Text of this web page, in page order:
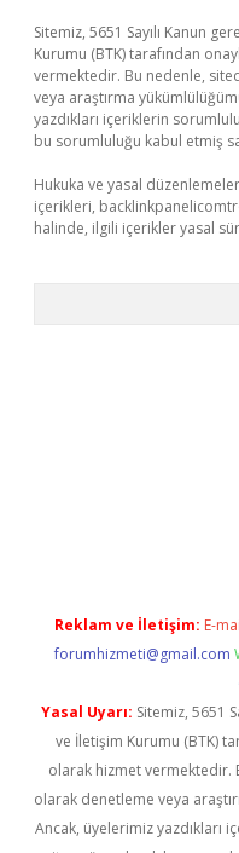
Sitemiz, 5651 Sayılı Kanun
Kurumu (BTK) tarafından
vermektedir. Bu nedenle,
veya araştırma
yazdıkları içeriklerin
bu sorumluluğu kabul etmiş
Hukuka ve yasal
içerikleri,
halinde, ilgili içerikler yasal
Reklam ve İletişim: E-
forumhizmeti@gmail.com
Yasal Uyarı: Sitemiz, 5651
ve İletişim Kurumu (BTK)
olarak hizmet
olarak denetleme veya
Ancak, üyelerimiz yazdıkları